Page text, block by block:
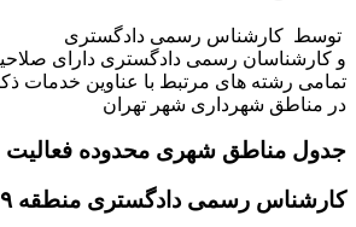
توسط کارشناس رسمی دادگستری
و کارشناسان رسمی دادگستری دارای
تمامی رشته های مرتبط با عناوین خدمات
در مناطق شهرداری شهر تهران
جدول مناطق شهری محدوده فعالیت
کارشناس رسمی دادگستری منطقه ۹ شهر تهران